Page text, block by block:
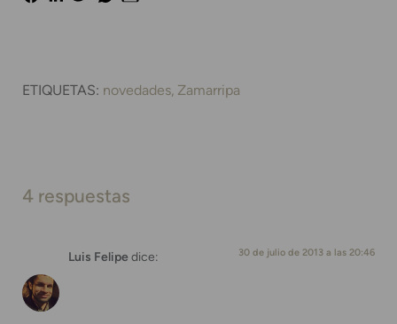
ETIQUETAS: novedades Zamarripa
4 respuestas
Luis Felipedice: 30 de julio de 2013 a las 20:46